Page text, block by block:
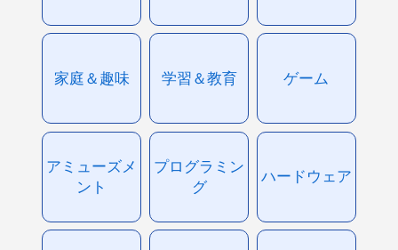
家庭＆趣味 学習＆教育 ゲーム
アミューズメ
ント
プログラミン
グ
ハードウェア